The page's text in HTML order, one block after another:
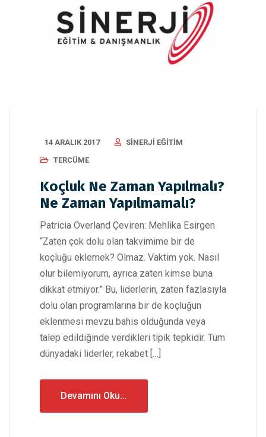
14 ARALIK 2017
SINERJI EĞITIM
TERCÜME
Koçluk Ne Zaman Yapılmalı?
Ne Zaman Yapılmamalı?
Patricia Overland Çeviren: Mehlika Esirgen
“Zaten çok dolu olan takvimime bir de
koçluğu eklemek? Olmaz. Vaktim yok. Nasıl
olur bilemiyorum, ayrıca zaten kimse buna
dikkat etmiyor.” Bu, liderlerin, zaten fazlasıyla
dolu olan programlarına bir de koçluğun
eklenmesi mevzu bahis olduğunda veya
talep edildiğinde verdikleri tipik tepkidir. Tüm
dünyadaki liderler, rekabet […]
Devamını Oku...